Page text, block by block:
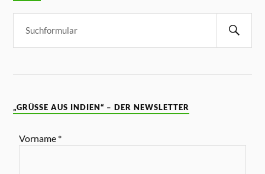
„GRÜSSE AUS INDIEN“ – DER NEWSLETTER
Vorname *